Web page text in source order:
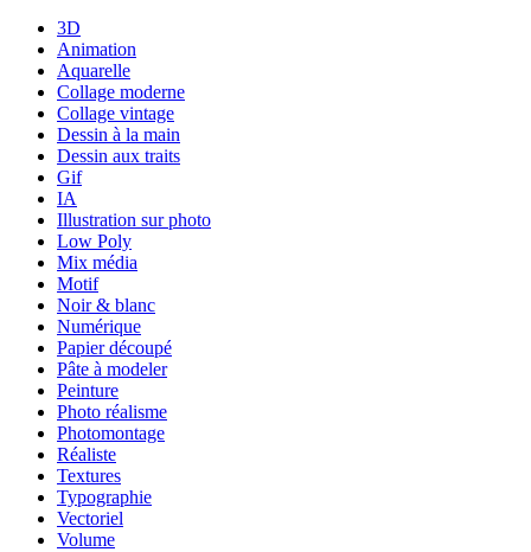
3D
Animation
Aquarelle
Collage moderne
Collage vintage
Dessin à la main
Dessin aux traits
Gif
IA
Illustration sur photo
Low Poly
Mix média
Motif
Noir & blanc
Numérique
Papier découpé
Pâte à modeler
Peinture
Photo réalisme
Photomontage
Réaliste
Textures
Typographie
Vectoriel
Volume